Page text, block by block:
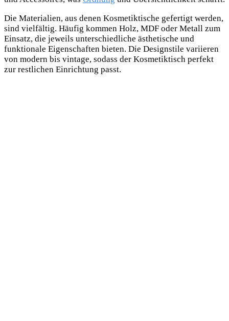
Die Materialien, aus denen Kosmetiktische gefertigt werden,
sind vielfältig. Häufig kommen Holz, MDF oder Metall zum
Einsatz, die jeweils unterschiedliche ästhetische und
funktionale Eigenschaften bieten. Die Designstile variieren
von modern bis vintage, sodass der Kosmetiktisch perfekt
zur restlichen Einrichtung passt.